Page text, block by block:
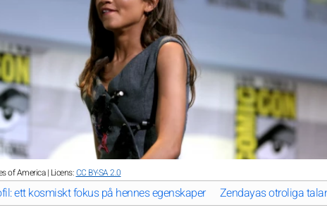
of America | Licens:CC BY-SA 2.0
ett kosmiskt fokus på hennes egenskaper Zendayas otroliga